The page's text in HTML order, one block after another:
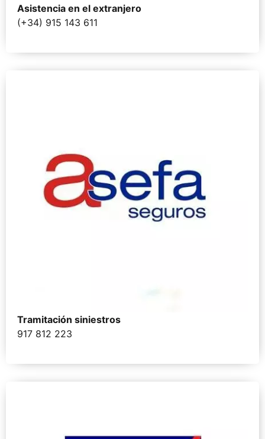
Asistencia en el extranjero
(+34) 915 143 611
Tramitación siniestros
917 812 223